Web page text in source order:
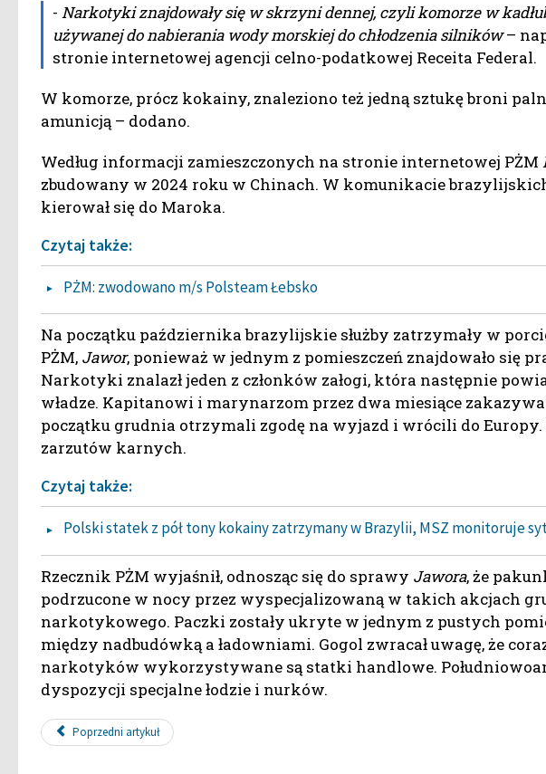
- Narkotyki znajdowały się w skrzyni dennej, czyli komorze w
używanej do nabierania wody morskiej do chłodzenia silników–
stronie internetowej agencji celno-podatkowej Receita Federal.
W komorze, prócz kokainy, znaleziono też jedną sztukę broni
amunicją – dodano.
Według informacji zamieszczonych na stronie internetowej PŻM
zbudowany w 2024 roku w Chinach. W komunikacie
kierował się do Maroka.
Czytaj także:
PŻM: zwodowano m/s Polsteam Łebsko
Na początku października brazylijskie służby zatrzymały w
PŻM, Jawor, ponieważ w jednym z pomieszczeń znajdowało się
Narkotyki znalazł jeden z członków załogi, która następnie
władze. Kapitanowi i marynarzom przez dwa miesiące
początku grudnia otrzymali zgodę na wyjazd i wrócili do
zarzutów karnych.
Czytaj także:
Polski statek z pół tony kokainy zatrzymany w Brazylii, MSZ monitoruje
Rzecznik PŻM wyjaśnił, odnosząc się do sprawy Jawora, że
podrzucone w nocy przez wyspecjalizowaną w takich akcjach
narkotykowego. Paczki zostały ukryte w jednym z pustych
między nadbudówką a ładowniami. Gogol zwracał uwagę, że
narkotyków wykorzystywane są statki handlowe.
dyspozycji specjalne łodzie i nurków.
Poprzedni artykuł